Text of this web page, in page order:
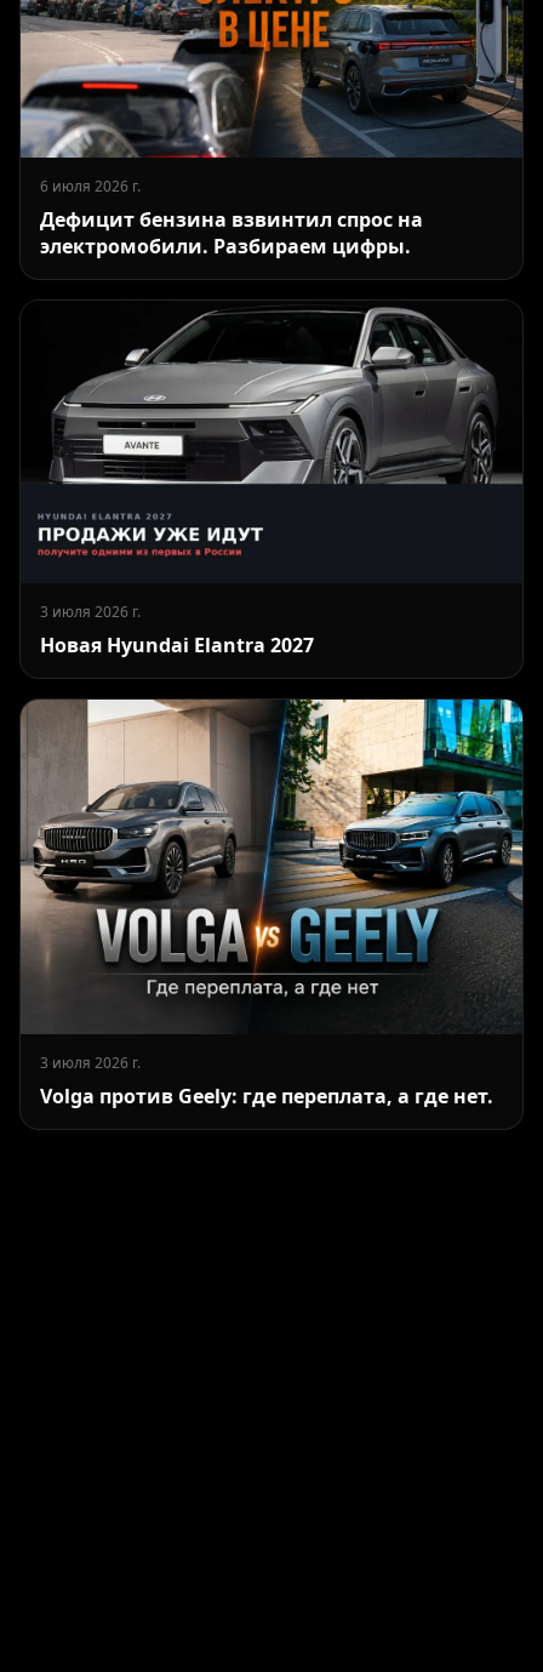
6 июля 2026 г.
Дефицит бензина взвинтил спрос на
электромобили. Разбираем цифры.
3 июля 2026 г.
Новая Hyundai Elantra 2027
3 июля 2026 г.
Volga против Geely: где переплата, а где нет.